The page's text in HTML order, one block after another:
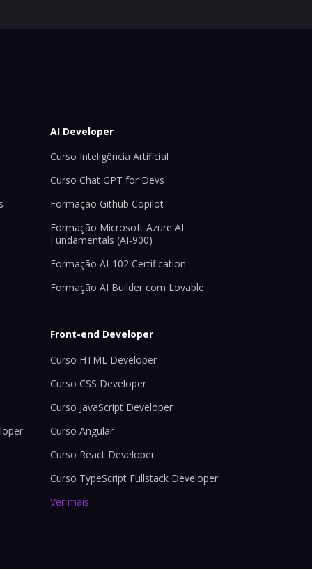
AI Developer
Curso Inteligência Artificial
Curso Chat GPT for Devs
Formação Github Copilot
Formação Microsoft Azure AI
Fundamentals (AI-900)
Formação AI-102 Certification
Formação AI Builder com Lovable
Front-end Developer
Curso HTML Developer
Curso CSS Developer
Curso JavaScript Developer
Curso Angular
Curso React Developer
Curso TypeScript Fullstack Developer
Ver mais